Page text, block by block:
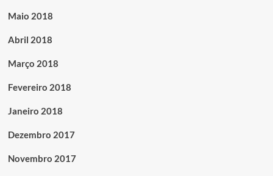
Maio 2018
Abril 2018
Março 2018
Fevereiro 2018
Janeiro 2018
Dezembro 2017
Novembro 2017